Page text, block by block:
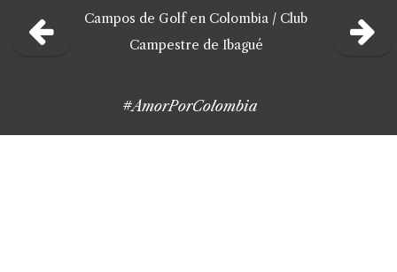
Campos de Golf en Colombia / Club
Campestre de Ibagué
#AmorPorColombia